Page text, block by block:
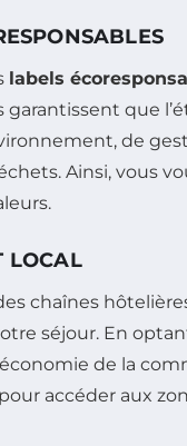
labels
garantissent que
de
Ainsi, vous
LOCAL
chaînes
séjour. En
de la
accéder aux